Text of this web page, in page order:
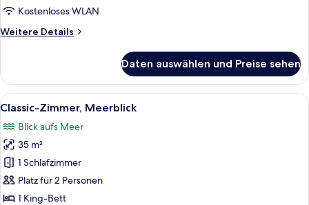
Kostenloses WLAN
Weitere Details
Weitere
Zimmer,
Bergblick
Daten auswählen und Preise sehen
Alle
Fotos
für
Classic-
Zimmer,
Meerblick
anzeigen
Ein Hotelzimmer mit einem großen
2
Classic-Zimmer, Meerblick
Blick aufs Meer
35 m²
1 Schlafzimmer
Platz für 2 Personen
1 King-Bett